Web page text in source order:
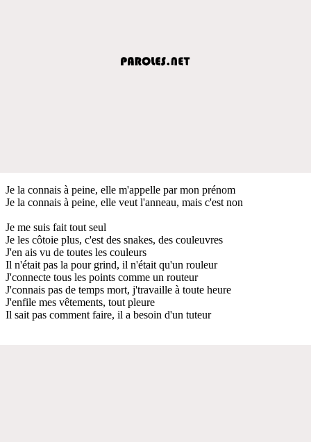
Je la connais à peine, elle m'appelle par mon prénom
Je la connais à peine, elle veut l'anneau, mais c'est non
Je me suis fait tout seul
Je les côtoie plus, c'est des snakes, des couleuvres
J'en ais vu de toutes les couleurs
Il n'était pas la pour grind, il n'était qu'un rouleur
J'connecte tous les points comme un routeur
J'connais pas de temps mort, j'travaille à toute heure
J'enfile mes vêtements, tout pleure
Il sait pas comment faire, il a besoin d'un tuteur